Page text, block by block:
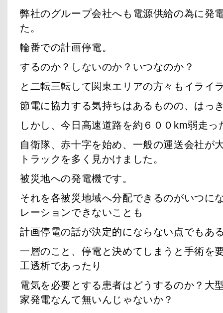
弊社のグループ会社へも電源供給の為に発
た。
輪番での計画停電。
するのか？しないのか？いつなのか？
と二転三転して関東エリアの方々もイライ
節電に協力する気持ちはあるものの、はっ
しかし、今日高速道路を約６００km弱走っ
自衛隊、赤十字を始め、一般の運送会社が
トラックを多く見かけました。
被災地への発電機です。
それを各被災地域へ分配できるのがいつに
レーションできないことも
計画停電の話が決定的にならない点でもあ
一層のこと、停電と決めてしまうと手術を
工透析であったり
電気を必要とする患者はどうするのか？大
家発電なんて無いんじゃないか？